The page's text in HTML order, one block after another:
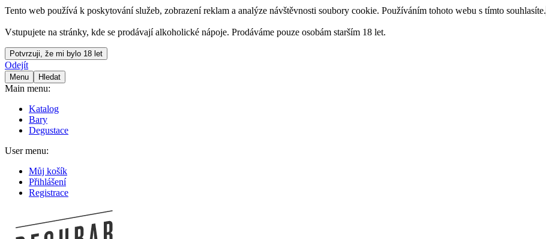
Tento web používá k poskytování služeb, zobrazení reklam a analýze návštěvnosti soubory cookie. Používáním tohoto webu s tímto souhlasíte.
Vstupujete na stránky, kde se prodávají alkoholické nápoje. Prodáváme pouze osobám starším 18 let.
Potvrzuji, že mi bylo 18 let
Odejít
Menu Hledat
Main menu:
Katalog
Bary
Degustace
User menu:
Můj košík
Přihlášení
Registrace